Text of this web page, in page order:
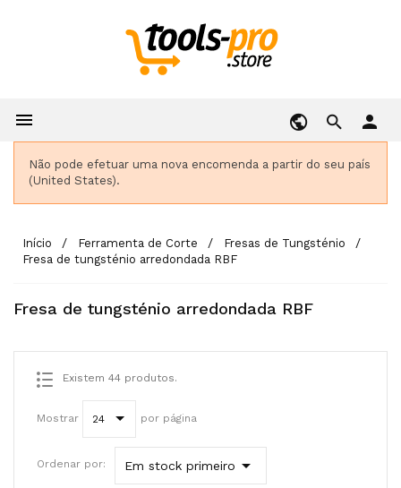
 person
Não pode efetuar uma nova encomenda a partir do seu país
(United States).
Início Ferramenta de Corte
Fresas de Tungsténio
Fresa de tungsténio arredondada RBF
Fresa de tungsténio arredondada RBF
Existem 44 produtos.
Mostrar 24 por página
Ordenar por: Em stock primeiro 